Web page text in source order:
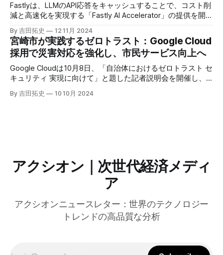
Fastlyは、LLMのAPI応答をキャッシュすることで、コスト削
減と高速化を実現する「Fastly AI Accelerator」の提供を開始
した。キップ・コンプトン最高プロダクト責任者（CPO）
は、類似した質問への応答を再利用し、効率的な処理を可能
にすると説明した。さらに、コンプトンは、エッジコンピュ
ーティングの利点を活かしたパーソナライズや、エッジにお
けるGPUの経済性、セキュリティへの取り組みなど、Fastly
のAI戦略について語った。
By 吉田拓史 12 11月 2024
宮崎市が実践するゼロトラスト：Google Cloud
採用で災害対応を強化し、市民サービス向上へ
Google Cloudは10月8日、「自治体におけるゼロトラスト セ
キュリティ 実現に向けて」と題した記者説明会を開催し、
自治体向けにゼロトラストセキュリティ導入を支援するプロ
グラムを発表した。宮崎市の事例では、Google Workspace
By 吉田拓史 10 10月 2024
アクシオン｜次世代経済メディ
ア
アクシオンニュースレター：世界のテクノロジー
トレンドの高品質な分析